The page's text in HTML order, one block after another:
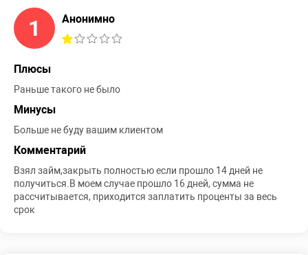
1 Анонимно
Плюсы
Раньше такого не было
Минусы
Больше не буду вашим клиентом
Комментарий
Взял займ,закрыть полностью если прошло 14 дней не
получиться.В моем случае прошло 16 дней, сумма не
рассчитывается, приходится заплатить проценты за весь
срок